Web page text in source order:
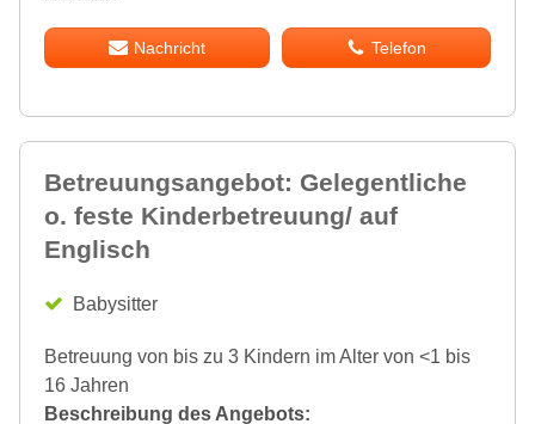
Nachricht Telefon
Betreuungsangebot: Gelegentliche
o. feste Kinderbetreuung/ auf
Englisch
Babysitter
Betreuung von bis zu 3 Kindern im Alter von <1 bis
16 Jahren
Beschreibung des Angebots: